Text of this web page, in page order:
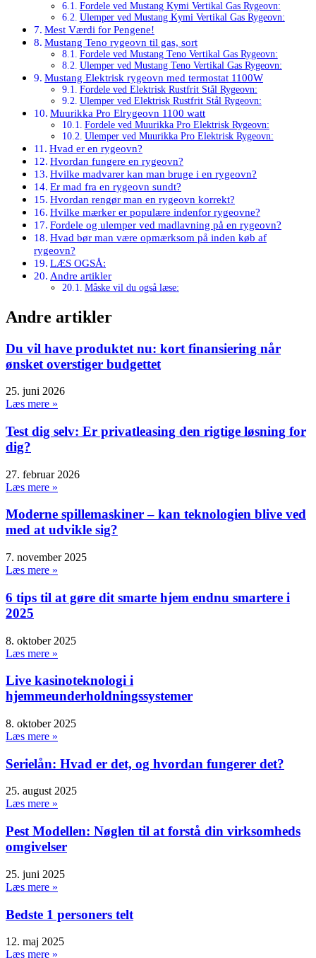
Fordele ved Mustang Kymi Vertikal Gas Rygeovn:
Ulemper ved Mustang Kymi Vertikal Gas Rygeovn:
Mest Værdi for Pengene!
Mustang Teno rygeovn til gas, sort
Fordele ved Mustang Teno Vertikal Gas Rygeovn:
Ulemper ved Mustang Teno Vertikal Gas Rygeovn:
Mustang Elektrisk rygeovn med termostat 1100W
Fordele ved Elektrisk Rustfrit Stål Rygeovn:
Ulemper ved Elektrisk Rustfrit Stål Rygeovn:
Muurikka Pro Elrygeovn 1100 watt
Fordele ved Muurikka Pro Elektrisk Rygeovn:
Ulemper ved Muurikka Pro Elektrisk Rygeovn:
Hvad er en rygeovn?
Hvordan fungere en rygeovn?
Hvilke madvarer kan man bruge i en rygeovn?
Er mad fra en rygeovn sundt?
Hvordan rengør man en rygeovn korrekt?
Hvilke mærker er populære indenfor rygeovne?
Fordele og ulemper ved madlavning på en rygeovn?
Hvad bør man være opmærksom på inden køb af
rygeovn?
LÆS OGSÅ:
Andre artikler
Måske vil du også læse:
Andre artikler
Du vil have produktet nu: kort finansiering når
ønsket overstiger budgettet
25. juni 2026
Læs mere »
Test dig selv: Er privatleasing den rigtige løsning for
dig?
27. februar 2026
Læs mere »
Moderne spillemaskiner – kan teknologien blive ved
med at udvikle sig?
7. november 2025
Læs mere »
6 tips til at gøre dit smarte hjem endnu smartere i
2025
8. oktober 2025
Læs mere »
Live kasinoteknologi i
hjemmeunderholdningssystemer
8. oktober 2025
Læs mere »
Serielån: Hvad er det, og hvordan fungerer det?
25. august 2025
Læs mere »
Pest Modellen: Nøglen til at forstå din virksomheds
omgivelser
25. juni 2025
Læs mere »
Bedste 1 personers telt
12. maj 2025
Læs mere »